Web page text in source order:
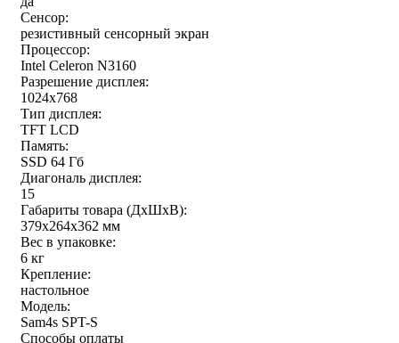
Сенсор:
резистивный сенсорный экран
Процессор:
Intel Celeron N3160
Разрешение дисплея:
1024x768
Тип дисплея:
TFT LCD
Память:
SSD 64 Гб
Диагональ дисплея:
15
Габариты товара (ДxШxВ):
379x264x362 мм
Вес в упаковке:
6 кг
Крепление:
настольное
Модель:
Sam4s SPT-S
Способы оплаты